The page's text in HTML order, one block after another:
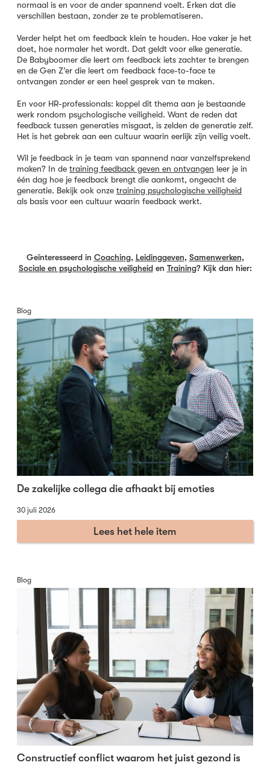
normaal is en voor de ander spannend voelt. Erken dat die
verschillen bestaan, zonder ze te problematiseren.
Verder helpt het om feedback klein te houden. Hoe vaker je het
doet, hoe normaler het wordt. Dat geldt voor elke generatie.
De Babyboomer die leert om feedback iets zachter te brengen
en de Gen Z’er die leert om feedback face-to-face te
ontvangen zonder er een heel gesprek van te maken.
En voor HR-professionals: koppel dit thema aan je bestaande
werk rondom psychologische veiligheid. Want de reden dat
feedback tussen generaties misgaat, is zelden de generatie zelf.
Het is het gebrek aan een cultuur waarin eerlijk zijn veilig voelt.
Wil je feedback in je team van spannend naar vanzelfsprekend
maken? In de training feedback geven en ontvangen leer je in
één dag hoe je feedback brengt die aankomt, ongeacht de
generatie. Bekijk ook onze training psychologische veiligheid
als basis voor een cultuur waarin feedback werkt.
Geïnteresseerd in Coaching, Leidinggeven, Samenwerken,
Sociale en psychologische veiligheiden Training? Kijk dan hier:
Blog
De zakelijke collega die afhaakt bij emoties
30 juli 2026
Lees het hele item
Blog
Constructief conflict waarom het juist gezond is